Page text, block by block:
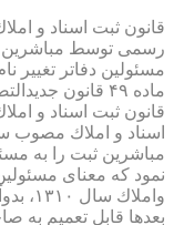
مسئولین دفاتر تغییر
مباشرین ثبت را به
بعدها قابل تعمیم به